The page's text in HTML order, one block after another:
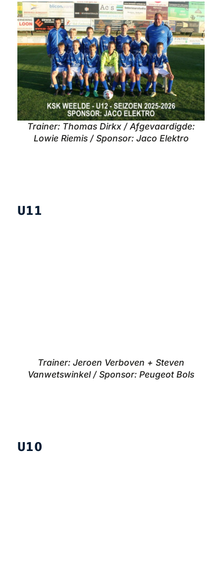
Trainer: Thomas Dirkx / Afgevaardigde:
Lowie Riemis / Sponsor: Jaco Elektro
U11
Trainer: Jeroen Verboven + Steven
Vanwetswinkel / Sponsor: Peugeot Bols
U10